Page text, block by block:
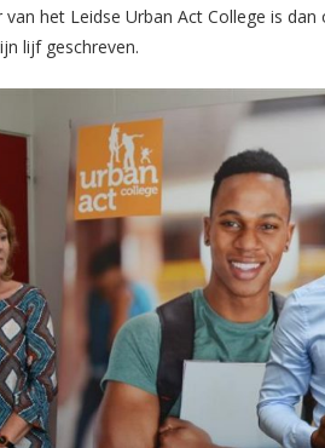
het Leidse Urban Act College is
lijf geschreven.